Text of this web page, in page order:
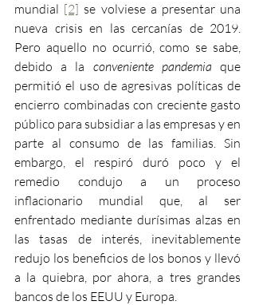
mundial [2] se volviese a presentar una
nueva crisis en las cercanías de 2019.
Pero aquello no ocurrió, como se sabe,
debido a la conveniente pandemia que
permitió el uso de agresivas políticas de
encierro combinadas con creciente gasto
público para subsidiar a las empresas y en
parte al consumo de las familias. Sin
embargo, el respiró duró poco y el
remedio condujo a un proceso
inflacionario mundial que, al ser
enfrentado mediante durísimas alzas en
las tasas de interés, inevitablemente
redujo los beneficios de los bonos y llevó
a la quiebra, por ahora, a tres grandes
bancos de los EEUU y Europa.